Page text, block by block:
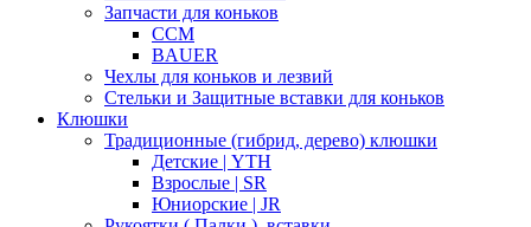
Запчасти для коньков
CCM
BAUER
Чехлы для коньков и лезвий
Стельки и Защитные вставки для коньков
Клюшки
Традиционные (гибрид, дерево) клюшки
Детские | YTH
Взрослые | SR
Юниорские | JR